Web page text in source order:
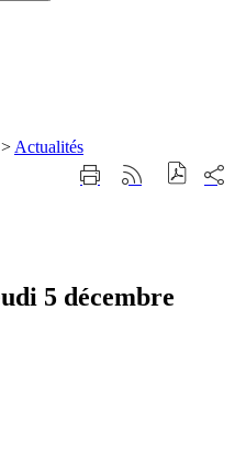
> Actualités
ImprimerGénérer
sur
5 décembre